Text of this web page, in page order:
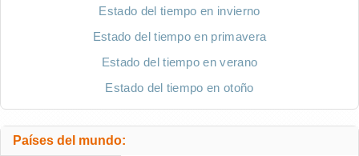
Estado del tiempo en invierno
Estado del tiempo en primavera
Estado del tiempo en verano
Estado del tiempo en otoño
Países del mundo: